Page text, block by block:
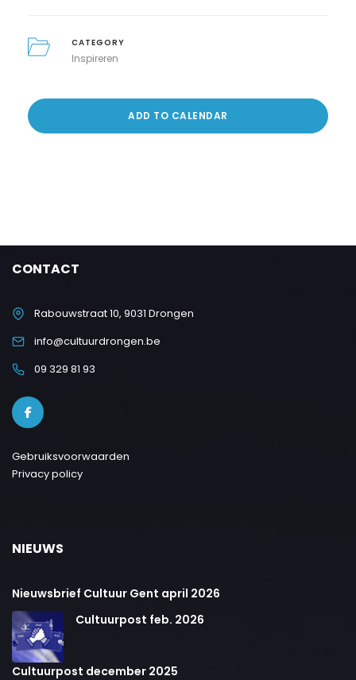
CATEGORY
Inspireren
ADD TO CALENDAR
CONTACT
Rabouwstraat 10, 9031 Drongen
info@cultuurdrongen.be
09 329 81 93
Gebruiksvoorwaarden
Privacy policy
NIEUWS
Nieuwsbrief Cultuur Gent april 2026
Cultuurpost feb. 2026
Cultuurpost december 2025